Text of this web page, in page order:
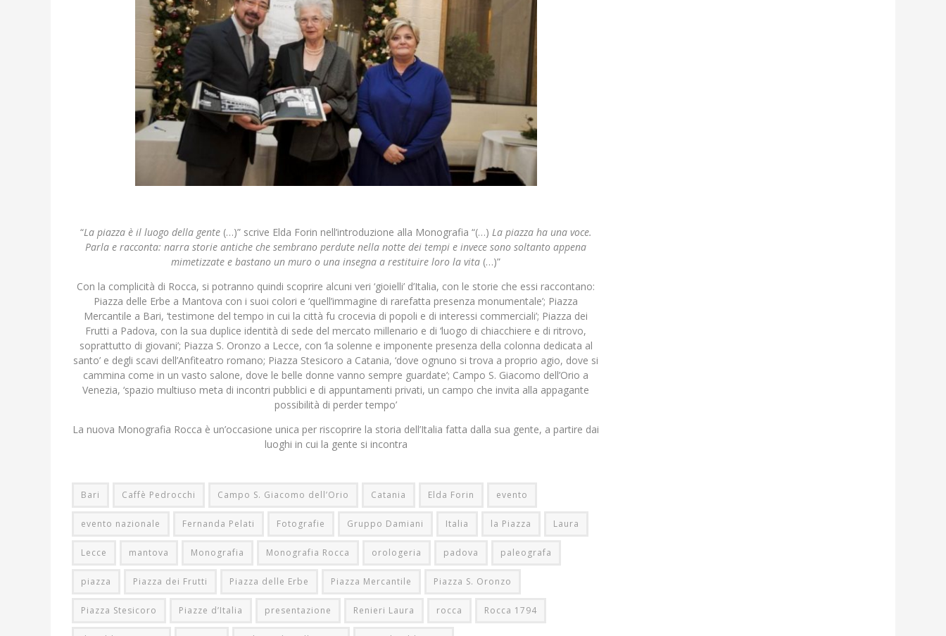
“La piazza è il luogo della gente(…)” scrive Elda Forin nell’introduzione alla Monografia “(…) La piazza ha una voce.
Parla e racconta: narra storie antiche che sembrano perdute nella notte dei tempi e invece sono soltanto appena
mimetizzate e bastano un muro o una insegna a restituire loro la vita (…)”
Con la complicità di Rocca, si potranno quindi scoprire alcuni veri ‘gioielli’ d’Italia, con le storie che essi raccontano:
Piazza delle Erbe a Mantova con i suoi colori e ‘quell’immagine di rarefatta presenza monumentale’; Piazza
Mercantile a Bari, ‘testimone del tempo in cui la città fu crocevia di popoli e di interessi commerciali’; Piazza dei
Frutti a Padova, con la sua duplice identità di sede del mercato millenario e di ‘luogo di chiacchiere e di ritrovo,
soprattutto di giovani’; Piazza S. Oronzo a Lecce, con ‘la solenne e imponente presenza della colonna dedicata al
santo’ e degli scavi dell’Anfiteatro romano; Piazza Stesicoro a Catania, ‘dove ognuno si trova a proprio agio, dove si
cammina come in un vasto salone, dove le belle donne vanno sempre guardate’; Campo S. Giacomo dell’Orio a
Venezia, ‘spazio multiuso meta di incontri pubblici e di appuntamenti privati, un campo che invita alla appagante
possibilità di perder tempo’
La nuova Monografia Rocca è un’occasione unica per riscoprire la storia dell’Italia fatta dalla sua gente, a partire dai
luoghi in cui la gente si incontra
Bari Caffè Pedrocchi Campo S. Giacomo dell’Orio Catania Elda Forin evento
evento nazionale Fernanda Pelati Fotografie Gruppo Damiani Italia la Piazza Laura
Lecce mantova Monografia Monografia Rocca orologeria padova paleografa
piazza Piazza dei Frutti Piazza delle Erbe Piazza Mercantile Piazza S. Oronzo
Piazza Stesicoro Piazze d’Italia presentazione Renieri Laura rocca Rocca 1794